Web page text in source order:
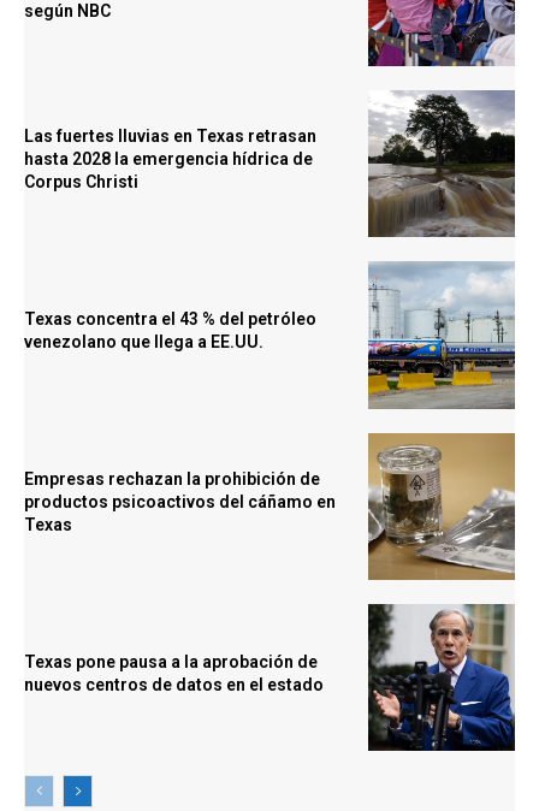
según NBC
Las fuertes lluvias en Texas retrasan
hasta 2028 la emergencia hídrica de
Corpus Christi
Texas concentra el 43 % del petróleo
venezolano que llega a EE.UU.
Empresas rechazan la prohibición de
productos psicoactivos del cáñamo en
Texas
Texas pone pausa a la aprobación de
nuevos centros de datos en el estado